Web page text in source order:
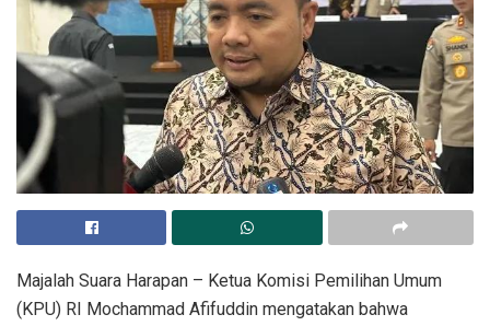
Majalah Suara Harapan – Ketua Komisi Pemilihan Umum
(KPU) RI Mochammad Afifuddin mengatakan bahwa